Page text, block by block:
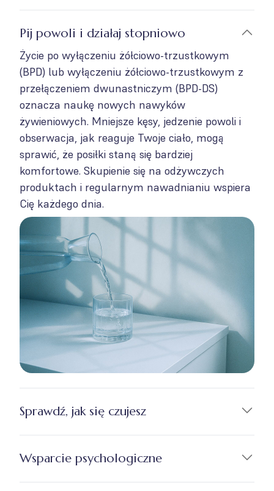
Pij powoli i działaj stopniowo
Życie po wyłączeniu żółciowo-trzustkowym
(BPD) lub wyłączeniu żółciowo-trzustkowym z
przełączeniem dwunastniczym (BPD-DS)
oznacza naukę nowych nawyków
żywieniowych. Mniejsze kęsy, jedzenie powoli i
obserwacja, jak reaguje Twoje ciało, mogą
sprawić, że posiłki staną się bardziej
komfortowe. Skupienie się na odżywczych
produktach i regularnym nawadnianiu wspiera
Cię każdego dnia.
Sprawdź, jak się czujesz
Wsparcie psychologiczne